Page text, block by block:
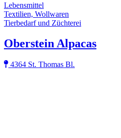
Lebensmittel
Textilien, Wollwaren
Tierbedarf und Züchterei
Oberstein Alpacas
4364 St. Thomas Bl.